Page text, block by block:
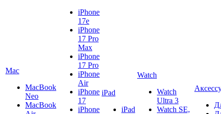
Mac
MacBook
Neo
MacBook
iPhone
17e
iPhone
17 Pro
Max
iPhone
17 Pro
iPhone
Air
iPhone
17
iPhone
iPad
iPad
Watch
Watch
Ultra 3
Watch SE,